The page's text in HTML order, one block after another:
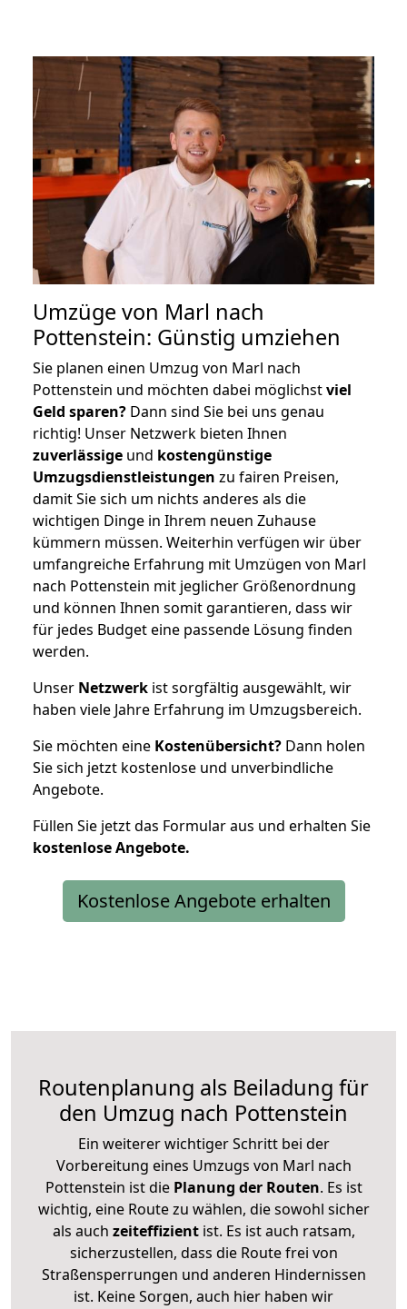
Umzüge von Marl nach
Pottenstein: Günstig umziehen
Sie planen einen Umzug von Marl nach
Pottenstein und möchten dabei möglichstviel
Geld sparen? Dann sind Sie bei uns genau
richtig! Unser Netzwerk bieten Ihnen
zuverlässige und kostengünstige
Umzugsdienstleistungen zu fairen Preisen,
damit Sie sich um nichts anderes als die
wichtigen Dinge in Ihrem neuen Zuhause
kümmern müssen. Weiterhin verfügen wir über
umfangreiche Erfahrung mit Umzügen von Marl
nach Pottenstein mit jeglicher Größenordnung
und können Ihnen somit garantieren, dass wir
für jedes Budget eine passende Lösung finden
werden.
Unser Netzwerk ist sorgfältig ausgewählt, wir
haben viele Jahre Erfahrung im Umzugsbereich.
Sie möchten eine Kostenübersicht? Dann holen
Sie sich jetzt kostenlose und unverbindliche
Angebote.
Füllen Sie jetzt das Formular aus und erhalten Sie
kostenloseAngebote.
Kostenlose Angebote erhalten
Routenplanung als Beiladung für
den Umzug nach Pottenstein
Ein weiterer wichtiger Schritt bei der
Vorbereitung eines Umzugs von Marl nach
Pottenstein ist diePlanung der Routen. Es ist
wichtig, eine Route zu wählen, die sowohl sicher
als auch zeiteffizientist. Es ist auch ratsam,
sicherzustellen, dass die Route frei von
Straßensperrungen und anderen Hindernissen
ist. Keine Sorgen, auch hier haben wir